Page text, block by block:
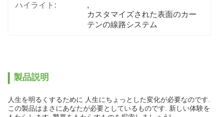
ハイライト:
,
カスタマイズされた表面のカー
テンの線路システム
製品説明
人生を明るくするために 人生にちょっとした変化が必要なのです.
この製品はまさにあなたが必要としているものです. 新しい体験を